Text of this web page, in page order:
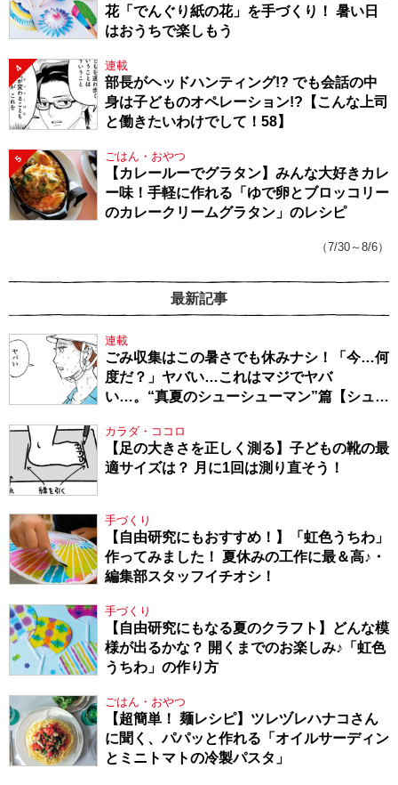
花「でんぐり紙の花」を手づくり！ 暑い日
はおうちで楽しもう
4 連載
部長がヘッドハンティング!? でも会話の中
身は子どものオペレーション!?【こんな上司
と働きたいわけでして！58】
5 ごはん・おやつ
【カレールーでグラタン】みんな大好きカレ
ー味！手軽に作れる「ゆで卵とブロッコリー
のカレークリームグラタン」のレシピ
（7/30～8/6）
最新記事
連載
ごみ収集はこの暑さでも休みナシ！「今…何
度だ？」ヤバい…これはマジでヤバ
い…。“真夏のシューシューマン”篇【シュー
カラダ・ココロ
【足の大きさを正しく測る】子どもの靴の最
適サイズは？ 月に1回は測り直そう！
手づくり
【自由研究にもおすすめ！】「虹色うちわ」
作ってみました！ 夏休みの工作に最＆高♪・
編集部スタッフイチオシ！
手づくり
【自由研究にもなる夏のクラフト】どんな模
様が出るかな？ 開くまでのお楽しみ♪「虹色
うちわ」の作り方
ごはん・おやつ
【超簡単！ 麺レシピ】ツレヅレハナコさん
に聞く、パパッと作れる「オイルサーディン
とミニトマトの冷製パスタ」